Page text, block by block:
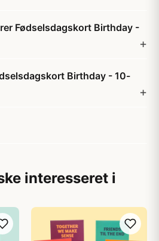
Fødselsdagskort Birthday -
Birthday - 10-
interesseret i